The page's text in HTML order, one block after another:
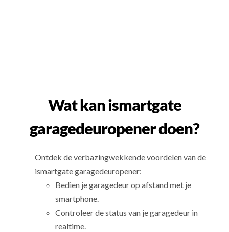
Wat kan ismartgate
garagedeuropener doen?
Ontdek de verbazingwekkende voordelen van de
ismartgate garagedeuropener:
Bedien je garagedeur op afstand met je
smartphone.
Controleer de status van je garagedeur in
realtime.